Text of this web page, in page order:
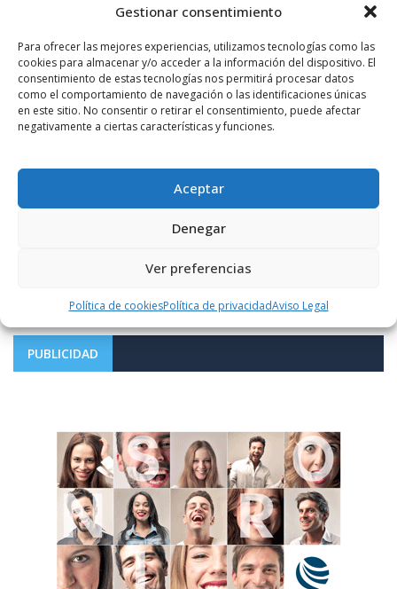
Gestionar consentimiento
Para ofrecer las mejores experiencias, utilizamos tecnologías como las
cookies para almacenar y/o acceder a la información del dispositivo. El
consentimiento de estas tecnologías nos permitirá procesar datos
como el comportamiento de navegación o las identificaciones únicas
en este sitio. No consentir o retirar el consentimiento, puede afectar
negativamente a ciertas características y funciones.
Aceptar
Denegar
Ver preferencias
Política de cookiesPolítica de privacidadAviso Legal
Notificarme vía correo electrónico cuando el comentario sea
Este sitio usa Akismet para reducir el spam.
cómo se procesan los datos de tus comentarios.
PUBLICIDAD